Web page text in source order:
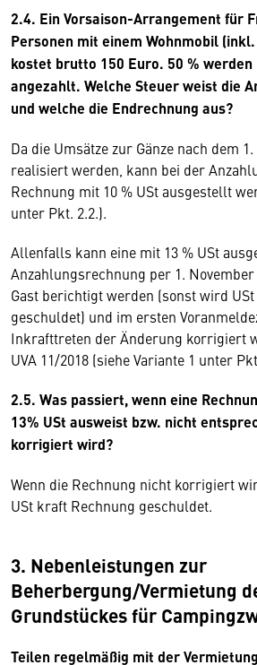
2.4. Ein Vorsaison-Arrangement für
Personen mit einem Wohnmobil
kostet brutto 150 Euro. 50 %
angezahlt. Welche Steuer weist die
und welche die Endrechnung aus?
Da die Umsätze zur Gänze nach dem
realisiert werden, kann bei der
Rechnung mit 10 % USt ausgestellt
unter Pkt. 2.2.).
Allenfalls kann eine mit 13 % USt
Anzahlungsrechnung per 1.
Gast berichtigt werden (sonst wird
geschuldet) und im ersten
Inkrafttreten der Änderung korrigiert
UVA 11/2018 (siehe Variante 1 unter
2.5. Was passiert, wenn eine
13% USt ausweist bzw. nicht
korrigiert wird?
Wenn die Rechnung nicht korrigiert
USt kraft Rechnung geschuldet.
3. Nebenleistungen zur
Beherbergung/Vermietung
Grundstückes für
Teilen regelmäßig mit der